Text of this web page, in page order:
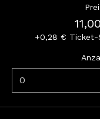
+0,28 € Ticket-